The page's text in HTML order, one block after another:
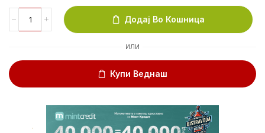
Додај Во Кошница
ИЛИ
Купи Веднаш
.